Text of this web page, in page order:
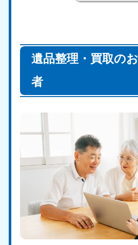
遺品整理・買取の
者
050-1881-5277
9:00〜19:00 年中無休
岩手県
050-1881-5274
9:00〜19:00 年中無休 9:00
山形県
050-1881-5273
9:00〜19:00 年中無休 9:00